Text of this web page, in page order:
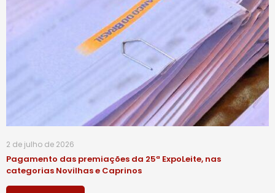
2 de julho de 2026
Pagamento das premiações da 25ª ExpoLeite, nas
categorias Novilhas e Caprinos